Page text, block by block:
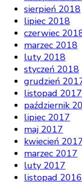
sierpień 2018
lipiec 2018
czerwiec
marzec 2018
luty 2018
styczeń 2018
grudzień
listopad 2017
październik
lipiec 2017
maj 2017
kwiecień
marzec 2017
luty 2017
listopad 2016